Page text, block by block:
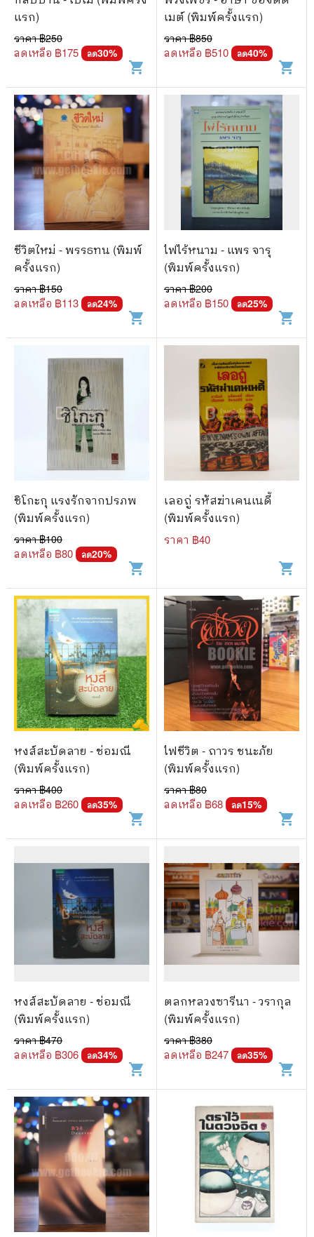
แรก)
ราคา ฿250
ลดเหลือ ฿175 ลด30%
shopping_cart
เมต์ (พิมพ์ครั้งแรก)
ราคา ฿850
ลดเหลือ ฿510 ลด40%
shopping_cart
ชีวิตใหม่ - พรรธทน (พิมพ์
ครั้งแรก)
ราคา ฿150
ลดเหลือ ฿113 ลด24%
shopping_cart
ไฟไร้หนาม - แพร จารุ
(พิมพ์ครั้งแรก)
ราคา ฿200
ลดเหลือ ฿150 ลด25%
shopping_cart
ชิโกะกุ แรงรักจากปรภพ
(พิมพ์ครั้งแรก)
ราคา ฿100
ลดเหลือ ฿80 ลด20%
shopping_cart
เลอถู่ รหัสฆ่าเคนเนดี้
(พิมพ์ครั้งแรก)
ราคา ฿40
shopping_cart
หงส์สะบัดลาย - ช่อมณี
(พิมพ์ครั้งแรก)
ราคา ฿400
ลดเหลือ ฿260 ลด35%
shopping_cart
ไฟชีวิต - ถาวร ชนะภัย
(พิมพ์ครั้งแรก)
ราคา ฿80
ลดเหลือ ฿68 ลด15%
shopping_cart
หงส์สะบัดลาย - ช่อมณี
(พิมพ์ครั้งแรก)
ราคา ฿470
ลดเหลือ ฿306 ลด34%
shopping_cart
ตลกหลวงซารีนา - วรากุล
(พิมพ์ครั้งแรก)
ราคา ฿380
ลดเหลือ ฿247 ลด35%
shopping_cart